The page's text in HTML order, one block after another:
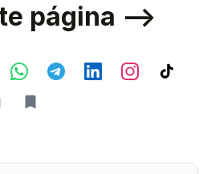
página —->